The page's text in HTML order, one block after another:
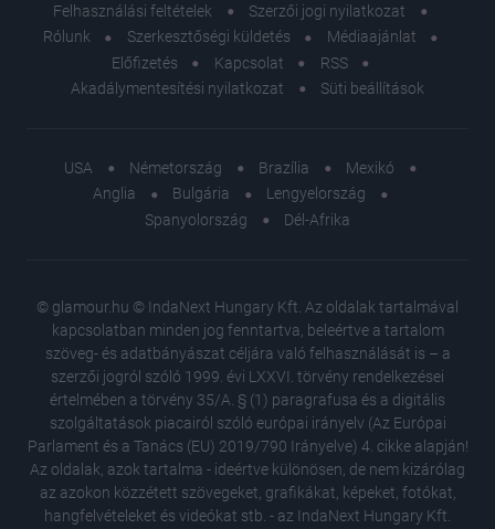
Felhasználási feltételek
Szerzői jogi nyilatkozat
Rólunk
Szerkesztőségi küldetés
Médiaajánlat
Előfizetés
Kapcsolat
RSS
Akadálymentesítési nyilatkozat
Süti beállítások
USA Németország Brazília
Mexikó
Anglia
Bulgária
Lengyelország
Spanyolország
Dél-Afrika
© glamour.hu © IndaNext Hungary Kft. Az oldalak tartalmával
kapcsolatban minden jog fenntartva, beleértve a tartalom
szöveg- és adatbányászat céljára való felhasználását is – a
szerzői jogról szóló 1999. évi LXXVI. törvény rendelkezései
értelmében a törvény 35/A. § (1) paragrafusa és a digitális
szolgáltatások piacairól szóló európai irányelv (Az Európai
Parlament és a Tanács (EU) 2019/790 Irányelve) 4. cikke alapján!
Az oldalak, azok tartalma - ideértve különösen, de nem kizárólag
az azokon közzétett szövegeket, grafikákat, képeket, fotókat,
hangfelvételeket és videókat stb. - az IndaNext Hungary Kft.